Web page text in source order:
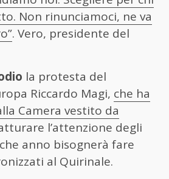
Non rinunciamoci, ne va
. Vero, presidente del
la protesta del
Riccardo Magi, che ha
Camera vestito da
l’attenzione degli
anno bisognerà fare
al Quirinale.